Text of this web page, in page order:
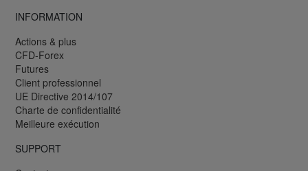
INFORMATION
Actions & plus
CFD-Forex
Futures
Client professionnel
UE Directive 2014/107
Charte de confidentialité
Meilleure exécution
SUPPORT